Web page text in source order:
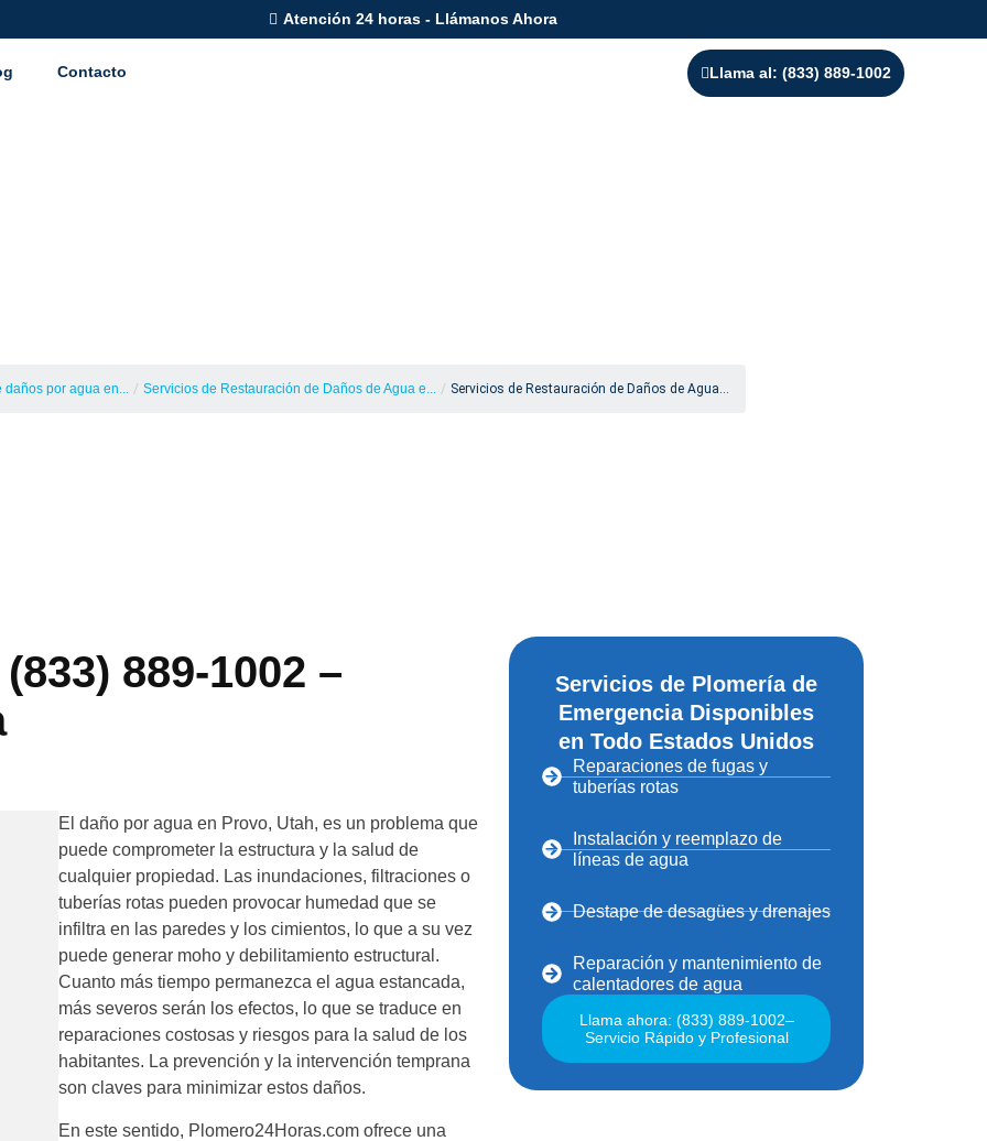
Atención 24 horas - Llámanos Ahora
Contacto Llama al: (833) 889-1002
daños por agua en... / Servicios de Restauración de Daños de Agua e... / Servicios de Restauración de Daños de Agua...
889-1002 –
El daño por agua en Provo, Utah, es un problema que
puede comprometer la estructura y la salud de
cualquier propiedad. Las inundaciones, filtraciones o
tuberías rotas pueden provocar humedad que se
infiltra en las paredes y los cimientos, lo que a su vez
puede generar moho y debilitamiento estructural.
Cuanto más tiempo permanezca el agua estancada,
más severos serán los efectos, lo que se traduce en
reparaciones costosas y riesgos para la salud de los
habitantes. La prevención y la intervención temprana
son claves para minimizar estos daños.
En este sentido, Plomero24Horas.com ofrece una
Servicios de Plomería de
Emergencia Disponibles
en Todo Estados Unidos
Reparaciones de fugas y
tuberías rotas
Instalación y reemplazo de
líneas de agua
Destape de desagües y drenajes
Reparación y mantenimiento de
calentadores de agua
Llama ahora: (833) 889-1002–
Servicio Rápido y Profesional